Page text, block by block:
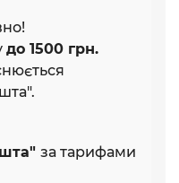
до 1500 грн.
за тарифами